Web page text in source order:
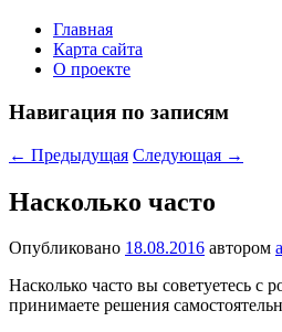
Главная
Карта сайта
О проекте
Навигация по записям
← Предыдущая Следующая →
Насколько часто
Опубликовано 18.08.2016 автором
Насколько часто вы со­ветуетесь с
принимаете решения